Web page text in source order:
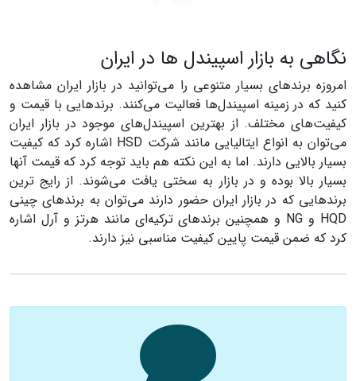
نگاهی به بازار اسپیندل ها در ایران
امروزه برند‌های بسیار متنوعی را می‌توانید در بازار ایران مشاهده
کنید که در زمینه اسپیندل‌ها فعالیت می‌کنند. برند‌هایی با قیمت و
کیفیت‌های مختلف. از بهترین اسپیندل‌های موجود در بازار ایران
می‌توان به انواع ایتالیایی مانند شرکت HSD اشاره کرد که کیفیت
بسیار بالایی دارند. اما به این نکته هم باید توجه کرد که قیمت آنها
بسیار بالا بوده و در بازار به سختی یافت می‌شوند. از رایج ترین
برند‌هایی که در بازار ایران حضور دارند می‌توان به برند‌های چینی
HQD و NG و همچنین برندهای ترکیه‌ای مانند هرتز و آرل اشاره
کرد که ضمن قیمت پایین کیفیت مناسبی نیز دارند.